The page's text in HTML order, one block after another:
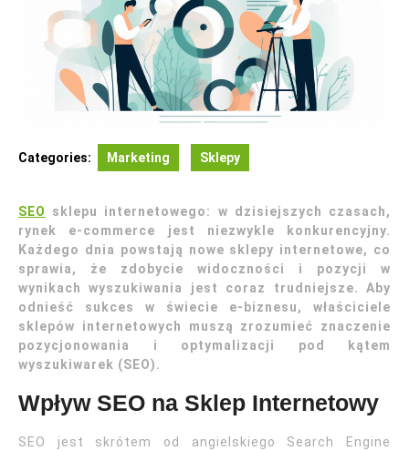
Categories: Marketing Sklepy
SEO
sklepu internetowego: w dzisiejszych czasach,
rynek e-commerce jest niezwykle konkurencyjny.
Każdego dnia powstają nowe sklepy internetowe, co
sprawia, że zdobycie widoczności i pozycji w
wynikach wyszukiwania jest coraz trudniejsze. Aby
odnieść sukces w świecie e-biznesu, właściciele
sklepów internetowych muszą zrozumieć znaczenie
pozycjonowania i optymalizacji pod kątem
wyszukiwarek (SEO).
Wpływ SEO na Sklep Internetowy
SEO jest skrótem od angielskiego Search Engine